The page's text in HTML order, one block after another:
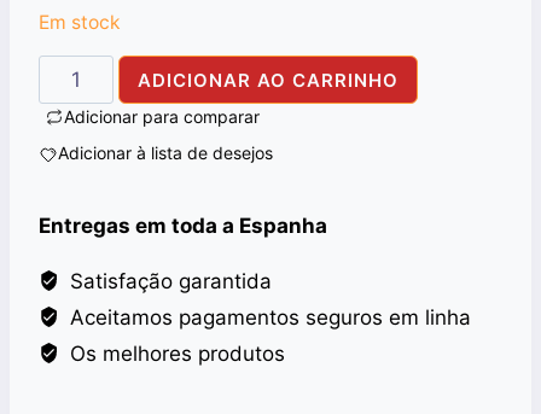
Em stock
Quantidade
de
BAKRI
TEA
450
G
ADICIONAR AO CARRINHO
Adicionar para comparar
Adicionar à lista de desejos
Entregas em toda a Espanha
Satisfação garantida
Aceitamos pagamentos seguros em linha
Os melhores produtos